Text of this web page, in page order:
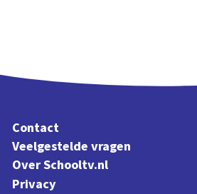
Contact
Veelgestelde vragen
Over Schooltv.nl
Privacy